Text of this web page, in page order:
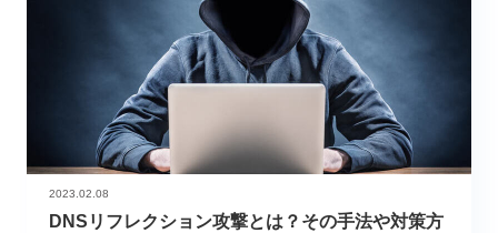
2023.02.08
DNSリフレクション攻撃とは？その手法や対策方